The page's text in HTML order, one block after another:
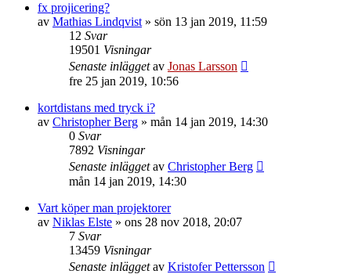
fx projicering?
av Mathias Lindqvist » sön 13 jan 2019, 11:59
12 Svar
19501 Visningar
Senaste inläggetav Jonas Larsson
fre 25 jan 2019, 10:56
kortdistans med tryck i?
av Christopher Berg » mån 14 jan 2019, 14:30
0 Svar
7892 Visningar
Senaste inläggetav Christopher Berg
mån 14 jan 2019, 14:30
Vart köper man projektorer
av Niklas Elste » ons 28 nov 2018, 20:07
7 Svar
13459 Visningar
Senaste inläggetav Kristofer Pettersson